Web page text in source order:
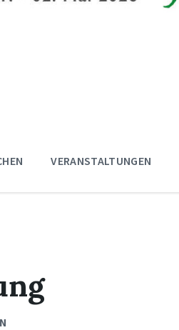
VERANSTALTUNGEN